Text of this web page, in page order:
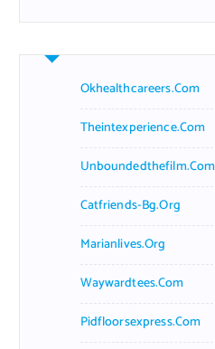
Okhealthcareers.com
Theintexperience.com
Unboundedthefilm.com
Catfriends-Bg.org
Marianlives.org
Waywardtees.com
Pidfloorsexpress.com